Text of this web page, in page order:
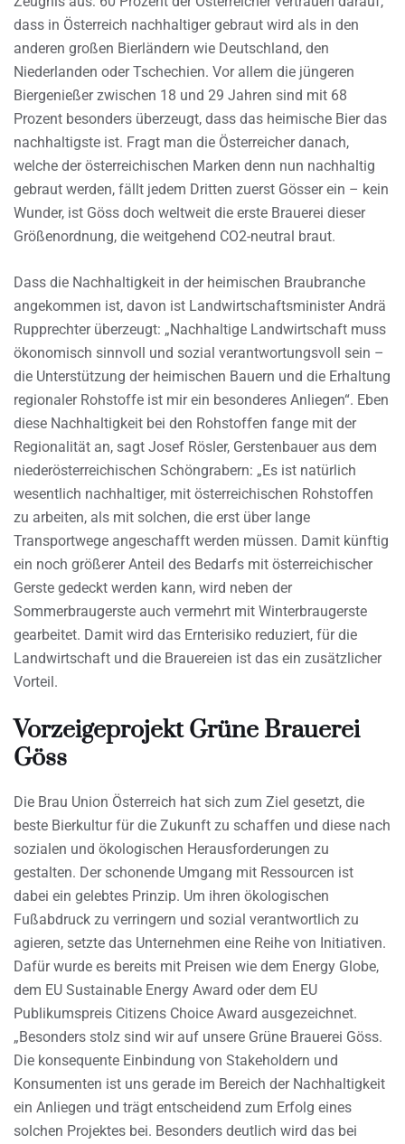
dass in Österreich nachhaltiger gebraut wird als in den
anderen großen Bierländern wie Deutschland, den
Niederlanden oder Tschechien. Vor allem die jüngeren
Biergenießer zwischen 18 und 29 Jahren sind mit 68
Prozent besonders überzeugt, dass das heimische Bier das
nachhaltigste ist. Fragt man die Österreicher danach,
welche der österreichischen Marken denn nun nachhaltig
gebraut werden, fällt jedem Dritten zuerst Gösser ein – kein
Wunder, ist Göss doch weltweit die erste Brauerei dieser
Größenordnung, die weitgehend CO2-neutral braut.
Dass die Nachhaltigkeit in der heimischen Braubranche
angekommen ist, davon ist Landwirtschaftsminister Andrä
Rupprechter überzeugt: „Nachhaltige Landwirtschaft muss
ökonomisch sinnvoll und sozial verantwortungsvoll sein –
die Unterstützung der heimischen Bauern und die Erhaltung
regionaler Rohstoffe ist mir ein besonderes Anliegen“. Eben
diese Nachhaltigkeit bei den Rohstoffen fange mit der
Regionalität an, sagt Josef Rösler, Gerstenbauer aus dem
niederösterreichischen Schöngrabern: „Es ist natürlich
wesentlich nachhaltiger, mit österreichischen Rohstoffen
zu arbeiten, als mit solchen, die erst über lange
Transportwege angeschafft werden müssen. Damit künftig
ein noch größerer Anteil des Bedarfs mit österreichischer
Gerste gedeckt werden kann, wird neben der
Sommerbraugerste auch vermehrt mit Winterbraugerste
gearbeitet. Damit wird das Ernterisiko reduziert, für die
Landwirtschaft und die Brauereien ist das ein zusätzlicher
Vorteil.
Vorzeigeprojekt Grüne Brauerei
Göss
Die Brau Union Österreich hat sich zum Ziel gesetzt, die
beste Bierkultur für die Zukunft zu schaffen und diese nach
sozialen und ökologischen Herausforderungen zu
gestalten. Der schonende Umgang mit Ressourcen ist
dabei ein gelebtes Prinzip. Um ihren ökologischen
Fußabdruck zu verringern und sozial verantwortlich zu
agieren, setzte das Unternehmen eine Reihe von Initiativen.
Dafür wurde es bereits mit Preisen wie dem Energy Globe,
dem EU Sustainable Energy Award oder dem EU
Publikumspreis Citizens Choice Award ausgezeichnet.
„Besonders stolz sind wir auf unsere Grüne Brauerei Göss.
Die konsequente Einbindung von Stakeholdern und
Konsumenten ist uns gerade im Bereich der Nachhaltigkeit
ein Anliegen und trägt entscheidend zum Erfolg eines
solchen Projektes bei. Besonders deutlich wird das bei